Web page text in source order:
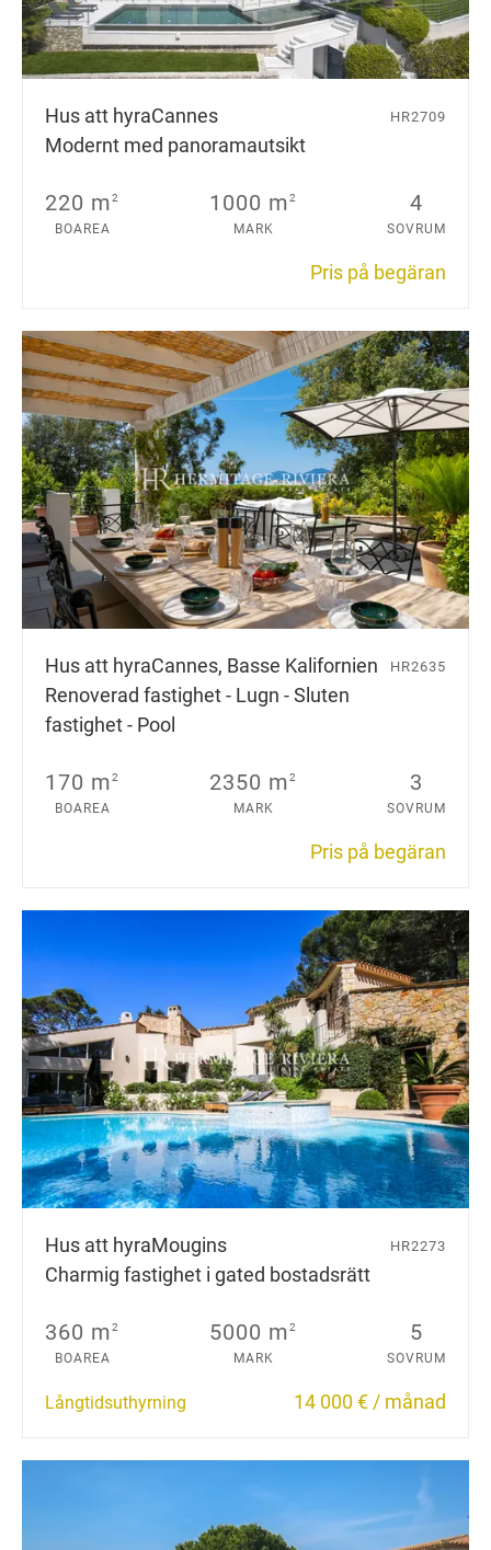
Hus att hyraCannes
Modernt med panoramautsikt
HR2709
220 m2
BOAREA
1000 m2
MARK
4
SOVRUM
Pris på begäran
Hus att hyraCannes, Basse Kalifornien
Renoverad fastighet - Lugn - Sluten
fastighet - Pool
HR2635
170 m2
BOAREA
2350 m2
MARK
3
SOVRUM
Pris på begäran
Hus att hyraMougins
Charmig fastighet i gated bostadsrätt
HR2273
360 m2
BOAREA
5000 m2
MARK
5
SOVRUM
Långtidsuthyrning 14 000 € / månad